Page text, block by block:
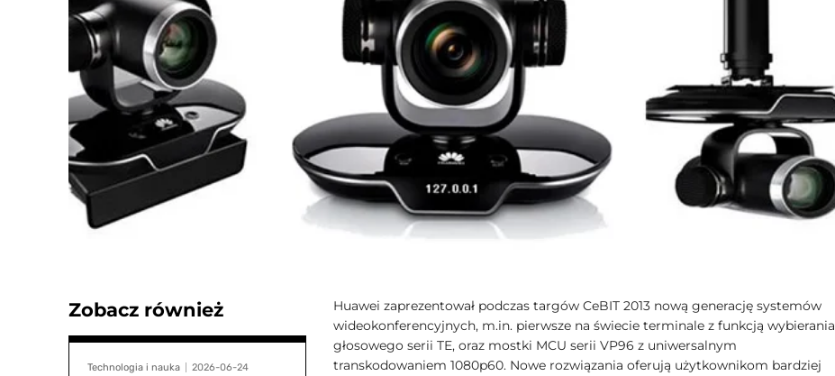
Zobacz również
Technologia i nauka 2026-06-24
Huawei zaprezentował podczas targów CeBIT 2013 nową generację systemów
wideokonferencyjnych, m.in. pierwsze na świecie terminale z funkcją wybierania
głosowego serii TE, oraz mostki MCU serii VP96 z uniwersalnym
transkodowaniem 1080p60. Nowe rozwiązania oferują użytkownikom bardziej